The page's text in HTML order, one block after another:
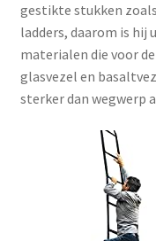
gestikte stukken
ladders, daarom is hij
materialen die voor
glasvezel en
sterker dan wegwerp